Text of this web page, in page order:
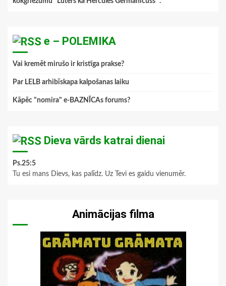
e – POLEMIKA
Vai kremēt mirušo ir kristīga prakse?
Par LELB arhibīskapa kalpošanas laiku
Kāpēc "nomira" e-BAZNĪCAs forums?
Dieva vārds katrai dienai
Ps.25:5
Tu esi mans Dievs, kas palīdz. Uz Tevi es gaidu vienumēr.
Animācijas filma